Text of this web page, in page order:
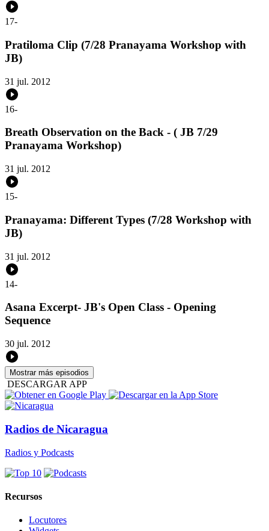
17-
Pratiloma Clip (7/28 Pranayama Workshop with
JB)
31 jul. 2012
16-
Breath Observation on the Back - ( JB 7/29
Pranayama Workshop)
31 jul. 2012
15-
Pranayama: Different Types (7/28 Workshop with
JB)
31 jul. 2012
14-
Asana Excerpt- JB's Open Class - Opening
Sequence
30 jul. 2012
Mostrar más episodios
DESCARGAR APP
Radios de Nicaragua
Radios y Podcasts
Recursos
Locutores